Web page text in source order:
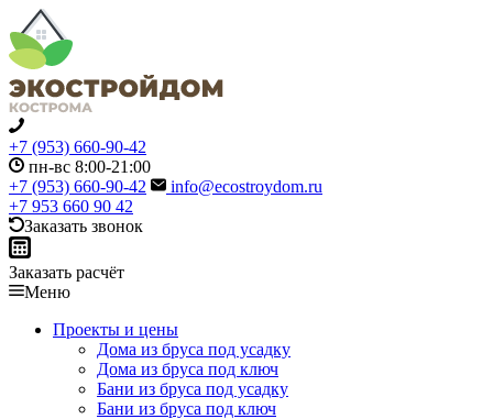
+7 (953) 660-90-42
пн-вс 8:00-21:00
+7 (953) 660-90-42
info@ecostroydom.ru
+7 953 660 90 42
Заказать звонок
Заказать расчёт
Меню
Проекты и цены
Дома из бруса под усадку
Дома из бруса под ключ
Бани из бруса под усадку
Бани из бруса под ключ